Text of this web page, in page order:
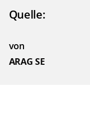
Quelle:
von
ARAG SE